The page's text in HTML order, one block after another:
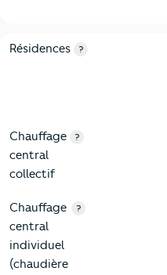
8-Chauffage
Critères Chartèves
Résidences ?
Chauffage
central
collectif
?
Chauffage
central
individuel
(chaudière
?